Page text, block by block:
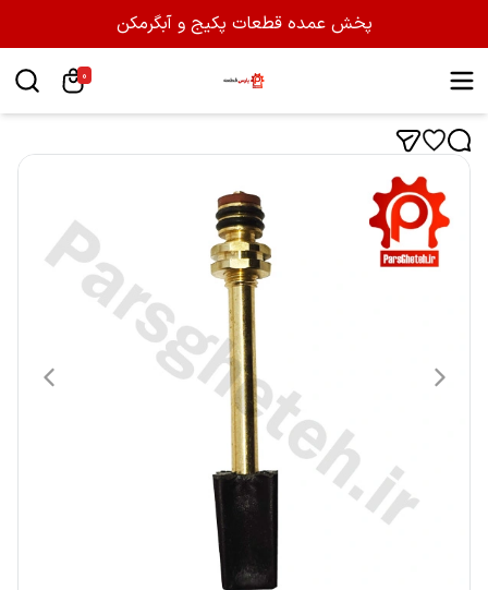
پخش عمده قطعات پکیج و آبگرمکن
0